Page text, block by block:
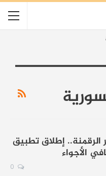
الرقمنة.. إطلاق تطبيق
الأجواء